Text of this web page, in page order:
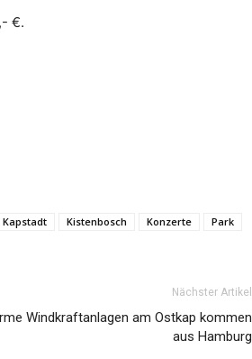
€.
Kapstadt Kistenbosch Konzerte
Park
Nächster Artikel
Windkraftanlagen am Ostkap kommen
aus Hamburg